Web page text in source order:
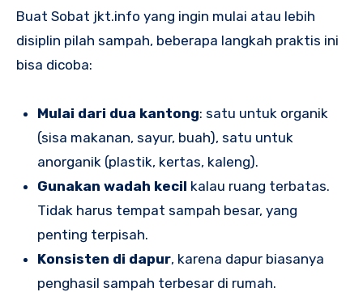
Buat Sobat jkt.info yang ingin mulai atau lebih
disiplin pilah sampah, beberapa langkah praktis ini
bisa dicoba:
Mulai dari dua kantong: satu untuk organik
(sisa makanan, sayur, buah), satu untuk
anorganik (plastik, kertas, kaleng).
Gunakan wadah kecil kalau ruang terbatas.
Tidak harus tempat sampah besar, yang
penting terpisah.
Konsisten di dapur, karena dapur biasanya
penghasil sampah terbesar di rumah.